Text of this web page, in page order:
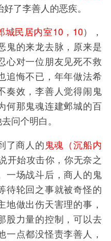
好了李善人的恶疾。
城民居内室10，10），
鬼的来龙去脉，原来是
心对一位朋友见死不救
追悔不已，年年做法希
奏效，李善人觉得闹鬼
何那鬼魂连建邺城的百
问个明白。
商人的鬼魂（沉船内
开始攻击你，你无奈之
一场战斗后，商人的鬼
待轮回之事就被奇怪的
地做出伤天害理的事，
股力量的控制，可以去
点都没怪责李善人，